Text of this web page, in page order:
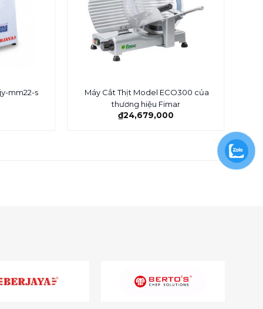
mm22-s
Máy Cắt Thịt Model ECO300 của
thương hiệu Fimar
₫24,679,000